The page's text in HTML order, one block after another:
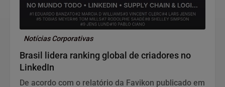
Notícias Corporativas
Brasil lidera ranking global de criadores no
LinkedIn
De acordo com o relatório da Favikon publicado em